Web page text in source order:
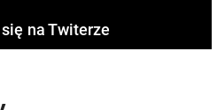
na Twiterze